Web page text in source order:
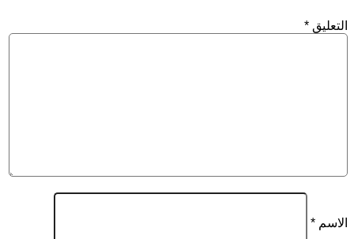
التعليق *
الاسم *